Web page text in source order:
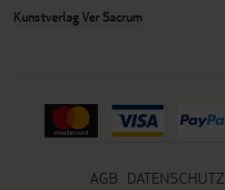
Kunstverlag Ver Sacrum
AGB DATENSCHUTZ